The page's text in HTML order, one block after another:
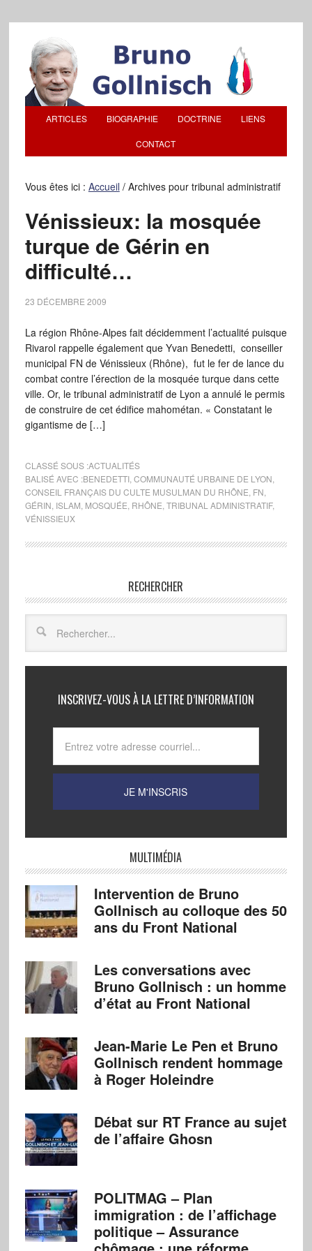
ARTICLES BIOGRAPHIE DOCTRINE LIENS
CONTACT
Vous êtes ici : Accueil /Archives pour tribunal administratif
Vénissieux: la mosquée
turque de Gérin en
difficulté…
23 DÉCEMBRE 2009
La région Rhône-Alpes fait décidemment l’actualité puisque
Rivarol rappelle également que Yvan Benedetti, conseiller
municipal FN de Vénissieux (Rhône), fut le fer de lance du
combat contre l’érection de la mosquée turque dans cette
ville. Or, le tribunal administratif de Lyon a annulé le permis
de construire de cet édifice mahométan. « Constatant le
gigantisme de […]
CLASSÉ SOUS :ACTUALITÉS
BALISÉ AVEC :BENEDETTI, COMMUNAUTÉ URBAINE DE LYON
CONSEIL FRANÇAIS DU CULTE MUSULMAN DU RHÔNE FN
GÉRIN ISLAM MOSQUÉE RHÔNE TRIBUNAL ADMINISTRATIF,
VÉNISSIEUX
RECHERCHER
INSCRIVEZ-VOUS À LA LETTRE D’INFORMATION
MULTIMÉDIA
Intervention de Bruno
Gollnisch au colloque des 50
ans du Front National
Les conversations avec
Bruno Gollnisch : un homme
d’état au Front National
Jean-Marie Le Pen et Bruno
Gollnisch rendent hommage
à Roger Holeindre
Débat sur RT France au sujet
de l’affaire Ghosn
POLITMAG – Plan
immigration : de l’affichage
politique – Assurance